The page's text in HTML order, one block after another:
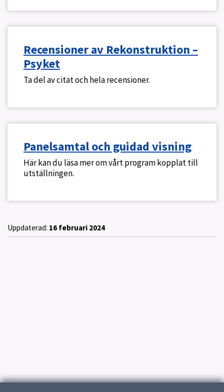
Recensioner av Rekonstruktion –
Psyket
Ta del av citat och hela recensioner.
Panelsamtal och guidad visning
Här kan du läsa mer om vårt program kopplat till
utställningen.
Uppdaterad: 16 februari 2024